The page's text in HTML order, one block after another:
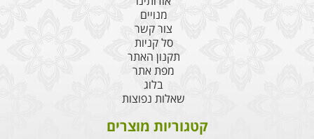
מנויים
צור קשר
סל קניות
תקנון האתר
מפת אתר
בלוג
שאלות נפוצות
קטגוריות מוצרים